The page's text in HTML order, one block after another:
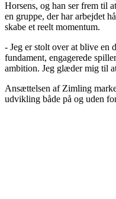
Horsens, og han ser frem til
en gruppe, der har arbejdet
skabe et reelt momentum.
- Jeg er stolt over at blive en
fundament, engagerede
ambition. Jeg glæder mig til
Ansættelsen af Zimling
udvikling både på og uden